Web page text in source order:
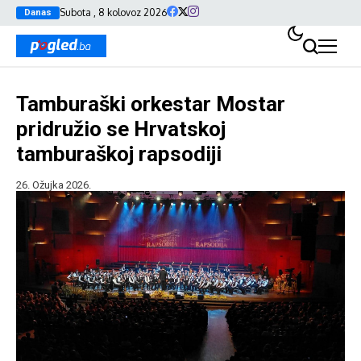
Danas Subota , 8 kolovoz 2026
Tamburaški orkestar Mostar
pridružio se Hrvatskoj
tamburaškoj rapsodiji
26. Ožujka 2026.